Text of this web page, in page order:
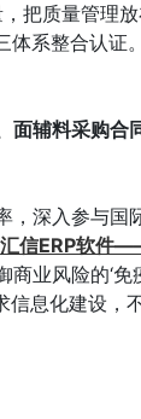
把质量管理
系整合认证
辅料采购合
，深入参与国
汇信ERP软件
业风险的‘免
息化建设，